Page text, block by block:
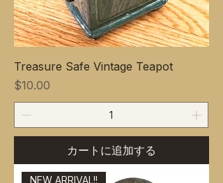
Treasure Safe Vintage Teapot
価格
$10.00
カートに追加する
NEW ARRIVAL!!